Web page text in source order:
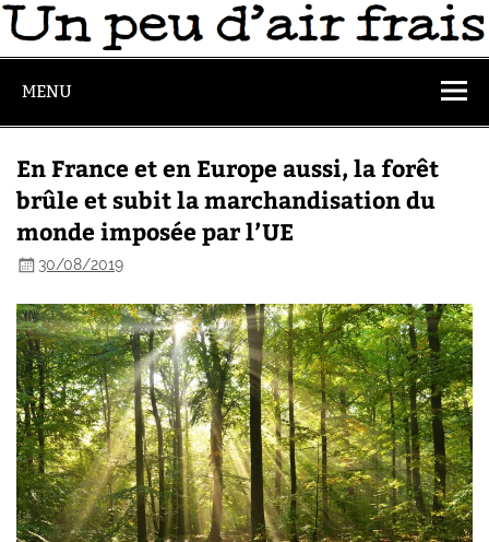
MENU
En France et en Europe aussi, la forêt
brûle et subit la marchandisation du
monde imposée par l’UE
30/08/2019